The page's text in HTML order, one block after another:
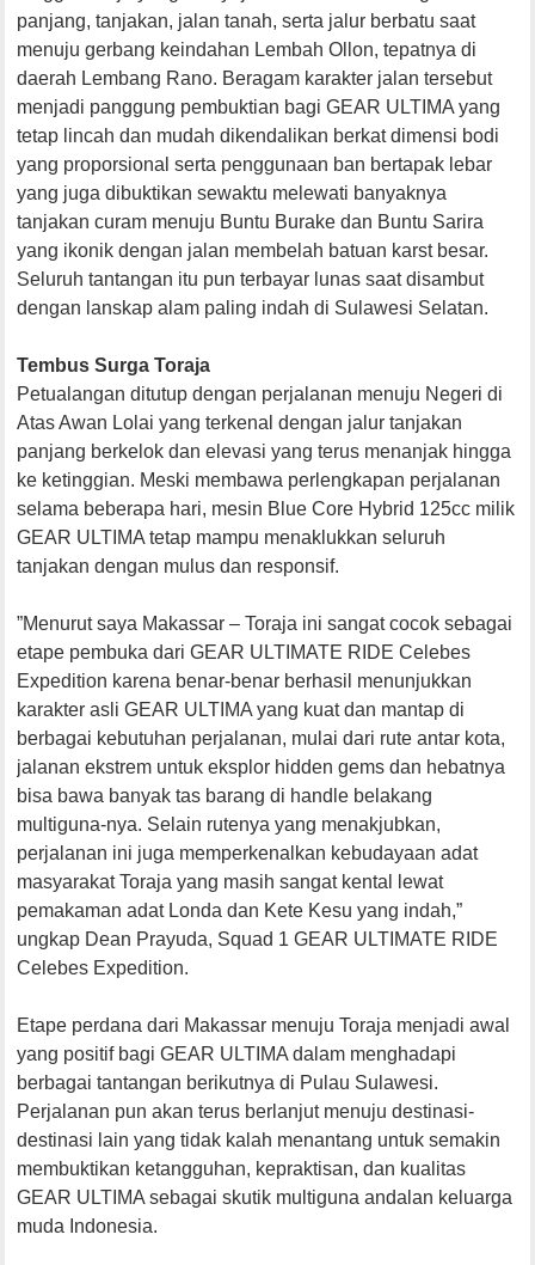
panjang, tanjakan, jalan tanah, serta jalur berbatu saat
menuju gerbang keindahan Lembah Ollon, tepatnya di
daerah Lembang Rano. Beragam karakter jalan tersebut
menjadi panggung pembuktian bagi GEAR ULTIMA yang
tetap lincah dan mudah dikendalikan berkat dimensi bodi
yang proporsional serta penggunaan ban bertapak lebar
yang juga dibuktikan sewaktu melewati banyaknya
tanjakan curam menuju Buntu Burake dan Buntu Sarira
yang ikonik dengan jalan membelah batuan karst besar.
Seluruh tantangan itu pun terbayar lunas saat disambut
dengan lanskap alam paling indah di Sulawesi Selatan.
Tembus Surga Toraja
Petualangan ditutup dengan perjalanan menuju Negeri di
Atas Awan Lolai yang terkenal dengan jalur tanjakan
panjang berkelok dan elevasi yang terus menanjak hingga
ke ketinggian. Meski membawa perlengkapan perjalanan
selama beberapa hari, mesin Blue Core Hybrid 125cc milik
GEAR ULTIMA tetap mampu menaklukkan seluruh
tanjakan dengan mulus dan responsif.
”Menurut saya Makassar – Toraja ini sangat cocok sebagai
etape pembuka dari GEAR ULTIMATE RIDE Celebes
Expedition karena benar-benar berhasil menunjukkan
karakter asli GEAR ULTIMA yang kuat dan mantap di
berbagai kebutuhan perjalanan, mulai dari rute antar kota,
jalanan ekstrem untuk eksplor hidden gems dan hebatnya
bisa bawa banyak tas barang di handle belakang
multiguna-nya. Selain rutenya yang menakjubkan,
perjalanan ini juga memperkenalkan kebudayaan adat
masyarakat Toraja yang masih sangat kental lewat
pemakaman adat Londa dan Kete Kesu yang indah,”
ungkap Dean Prayuda, Squad 1 GEAR ULTIMATE RIDE
Celebes Expedition.
Etape perdana dari Makassar menuju Toraja menjadi awal
yang positif bagi GEAR ULTIMA dalam menghadapi
berbagai tantangan berikutnya di Pulau Sulawesi.
Perjalanan pun akan terus berlanjut menuju destinasi-
destinasi lain yang tidak kalah menantang untuk semakin
membuktikan ketangguhan, kepraktisan, dan kualitas
GEAR ULTIMA sebagai skutik multiguna andalan keluarga
muda Indonesia.